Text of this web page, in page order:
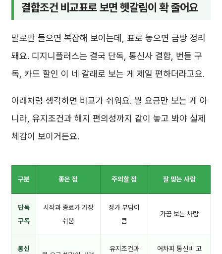
결합조건 비교표로 보면 헷갈림이 확 줄어요
말로만 들으면 복잡해 보이는데, 표로 놓으면 금방 정리
돼요. 디지니플러스는 결국 단독, 통신사 결합, 번들 구
독, 카드 할인 이 네 갈래로 보는 게 제일 편하더라고요.
아래처럼 생각하면 비교가 쉬워요. 월 요금만 보는 게 아
니라, 유지조건과 해지 편의성까지 같이 놓고 봐야 실제
체감이 보이거든요.
구분 좋은 점 주의할 점 잘 맞는 사람
단독
구독
시작과 종료가 가장
쉬움
정가 부담이
큼
가끔 보는 사람
통신
유지조건과 어차피 통신비 고